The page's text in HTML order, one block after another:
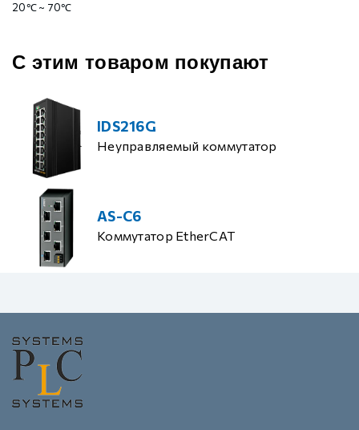
20℃ ~ 70℃
С этим товаром покупают
IDS216G
Неуправляемый коммутатор
AS-C6
Коммутатор EtherCAT